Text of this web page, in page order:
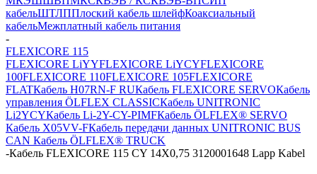
кабельШТЛППлоский кабель шлейфКоаксиальный
кабельМежплатный кабель питания
-
FLEXICORE 115
FLEXICORE LiYYFLEXICORE LiYCYFLEXICORE
100FLEXICORE 110FLEXICORE 105FLEXICORE
FLATКабель H07RN-F RUКабель FLEXICORE SERVOКабель
управления ÖLFLEX CLASSICКабель UNITRONIC
Li2YCYКабель Li-2Y-CY-PIMFКабель ÖLFLEX® SERVO
Кабель X05VV-FКабель передачи данных UNITRONIC BUS
CAN Кабель ÖLFLEX® TRUCK
-Кабель FLEXICORE 115 CY 14X0,75 3120001648 Lapp Kabel